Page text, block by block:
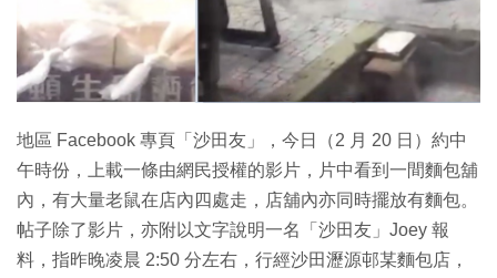
地區 Facebook 專頁「沙田友」，今日（2 月 20 日）約中
午時份，上載一條由網民授權的影片，片中看到一間麵包舖
內，有大量老鼠在店內四處走，店舖內亦同時擺放有麵包。
帖子除了影片，亦附以文字說明一名「沙田友」Joey 報
料，指昨晚凌晨 2:50 分左右，行經沙田瀝源邨某麵包店，